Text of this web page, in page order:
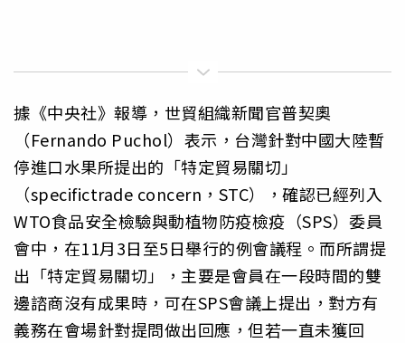
據《中央社》報導，世貿組織新聞官普契奧
（Fernando Puchol）表示，台灣針對中國大陸暫
停進口水果所提出的「特定貿易關切」
（specifictrade concern，STC），確認已經列入
WTO食品安全檢驗與動植物防疫檢疫（SPS）委員
會中，在11月3日至5日舉行的例會議程。而所謂提
出「特定貿易關切」，主要是會員在一段時間的雙
邊諮商沒有成果時，可在SPS會議上提出，對方有
義務在會場針對提問做出回應，但若一直未獲回